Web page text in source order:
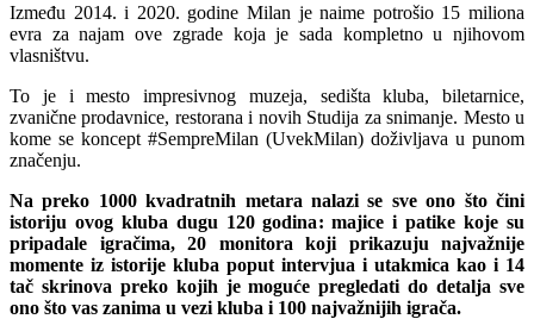
Između 2014. i 2020. godine Milan je naime potrošio 15 miliona
evra za najam ove zgrade koja je sada kompletno u njihovom
vlasništvu.
To je i mesto impresivnog muzeja, sedišta kluba, biletarnice,
zvanične prodavnice, restorana i novih Studija za snimanje. Mesto u
kome se koncept #SempreMilan (UvekMilan) doživljava u punom
značenju.
Na preko 1000 kvadratnih metara nalazi se sve ono što čini
istoriju ovog kluba dugu 120 godina: majice i patike koje su
pripadale igračima, 20 monitora koji prikazuju najvažnije
momente iz istorije kluba poput intervjua i utakmica kao i 14
tač skrinova preko kojih je moguće pregledati do detalja sve
ono što vas zanima u vezi kluba i 100 najvažnijih igrača.